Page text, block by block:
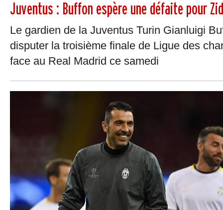
Juventus : Buffon espère une défaite pour
Le gardien de la Juventus Turin Gianluigi
disputer la troisième finale de Ligue des
face au Real Madrid ce samedi